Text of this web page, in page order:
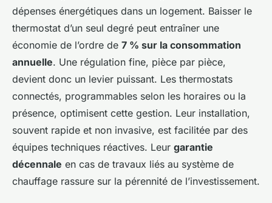
dépenses énergétiques dans un logement. Baisser le
thermostat d’un seul degré peut entraîner une
économie de l’ordre de 7 % sur la consommation
annuelle. Une régulation fine, pièce par pièce,
devient donc un levier puissant. Les thermostats
connectés, programmables selon les horaires ou la
présence, optimisent cette gestion. Leur installation,
souvent rapide et non invasive, est facilitée par des
équipes techniques réactives. Leur garantie
décennale en cas de travaux liés au système de
chauffage rassure sur la pérennité de l’investissement.